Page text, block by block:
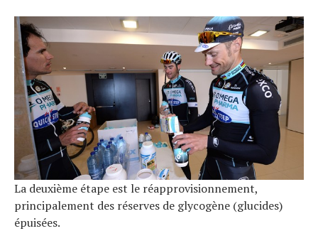
La deuxième étape est le réapprovisionnement,
principalement des réserves de glycogène (glucides)
épuisées.